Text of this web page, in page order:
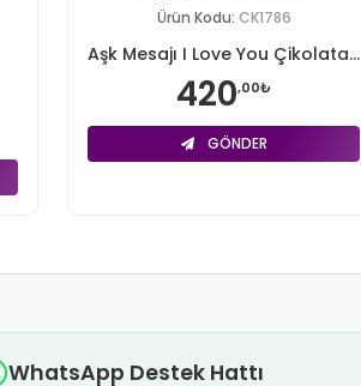
Ürün Kodu: CK1786
Aşk Mesajı I Love You Çikolata...
420,00₺
GÖNDER
WhatsApp Destek Hattı